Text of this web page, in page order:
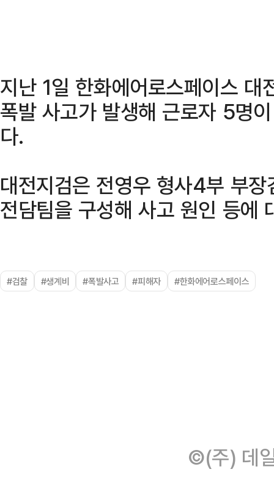
지난 1일 한화에어로스페이스
폭발 사고가 발생해 근로자 5명
다.
대전지검은 전영우 형사4부 부
전담팀을 구성해 사고 원인 등에
#검찰 #생계비 #폭발사고 #피해자 #한화에어로스페이스
©(주) 데